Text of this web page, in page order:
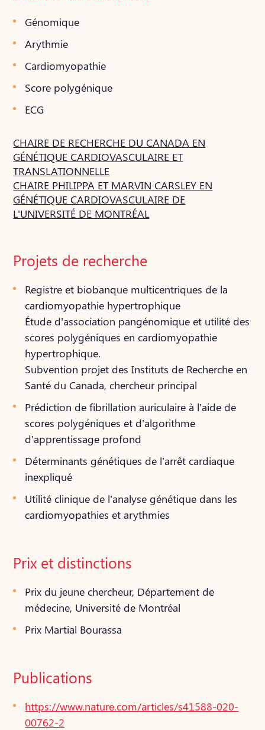
Génomique
Arythmie
Cardiomyopathie
Score polygénique
ECG
CHAIRE DE RECHERCHE DU CANADA EN
GÉNÉTIQUE CARDIOVASCULAIRE ET
TRANSLATIONNELLE
CHAIRE PHILIPPA ET MARVIN CARSLEY EN
GÉNÉTIQUE CARDIOVASCULAIRE DE
L'UNIVERSITÉ DE MONTRÉAL
Projets de recherche
Registre et biobanque multicentriques de la
cardiomyopathie hypertrophique
Étude d’association pangénomique et utilité des
scores polygéniques en cardiomyopathie
hypertrophique.
Subvention projet des Instituts de Recherche en
Santé du Canada, chercheur principal
Prédiction de fibrillation auriculaire à l’aide de
scores polygéniques et d’algorithme
d’apprentissage profond
Déterminants génétiques de l’arrêt cardiaque
inexpliqué
Utilité clinique de l’analyse génétique dans les
cardiomyopathies et arythmies
Prix et distinctions
Prix du jeune chercheur, Département de
médecine, Université de Montréal
Prix Martial Bourassa
Publications
https://www.nature.com/articles/s41588-020-
00762-2